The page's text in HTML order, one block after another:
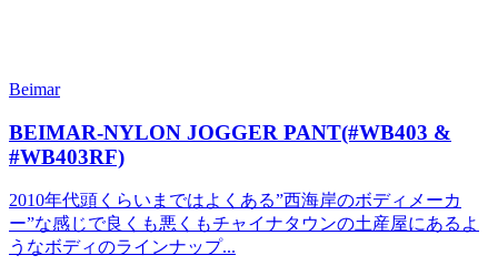
Beimar
BEIMAR-NYLON JOGGER PANT(#WB403 &
#WB403RF)
2010年代頭くらいまではよくある”西海岸のボディメーカ
ー”な感じで良くも悪くもチャイナタウンの土産屋にあるよ
うなボディのラインナップ...